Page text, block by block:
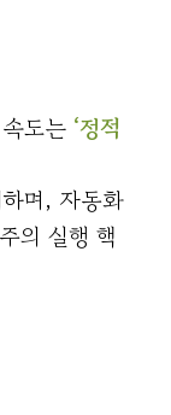
도는 ‘정적
며, 자동화
의 실행 핵